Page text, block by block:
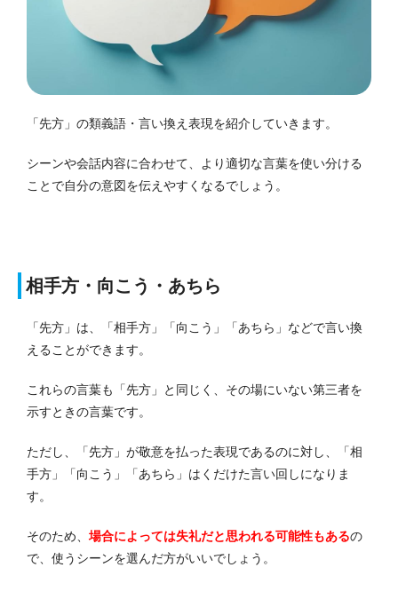
「先方」の類義語・言い換え表現を紹介していきます。
シーンや会話内容に合わせて、より適切な言葉を使い分ける
ことで自分の意図を伝えやすくなるでしょう。
相手方・向こう・あちら
「先方」は、「相手方」「向こう」「あちら」などで言い換
えることができます。
これらの言葉も「先方」と同じく、その場にいない第三者を
示すときの言葉です。
ただし、「先方」が敬意を払った表現であるのに対し、「相
手方」「向こう」「あちら」はくだけた言い回しになりま
す。
そのため、 場合によっては失礼だと思われる可能性もあるの
で、使うシーンを選んだ方がいいでしょう。